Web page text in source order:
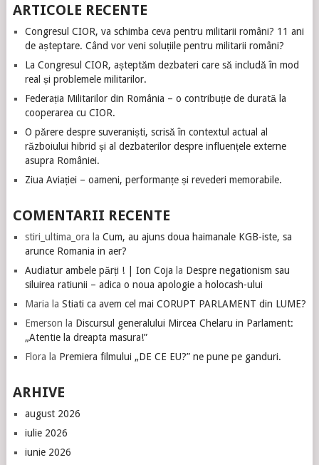
ARTICOLE RECENTE
Congresul CIOR, va schimba ceva pentru militarii români? 11 ani
de așteptare. Când vor veni soluțiile pentru militarii români?
La Congresul CIOR, așteptăm dezbateri care să includă în mod
real și problemele militarilor.
Federația Militarilor din România – o contribuție de durată la
cooperarea cu CIOR.
O părere despre suveraniști, scrisă în contextul actual al
războiului hibrid și al dezbaterilor despre influențele externe
asupra României.
Ziua Aviației – oameni, performanțe și revederi memorabile.
COMENTARII RECENTE
stiri_ultima_ora la Cum, au ajuns doua haimanale KGB-iste, sa
arunce Romania in aer?
Audiatur ambele părți ! | Ion Coja la Despre negationism sau
siluirea ratiunii – adica o noua apologie a holocash-ului
Maria la Stiati ca avem cel mai CORUPT PARLAMENT din LUME?
Emerson la Discursul generalului Mircea Chelaru in Parlament:
„Atentie la dreapta masura!”
Flora la Premiera filmului „DE CE EU?” ne pune pe ganduri.
ARHIVE
august 2026
iulie 2026
iunie 2026